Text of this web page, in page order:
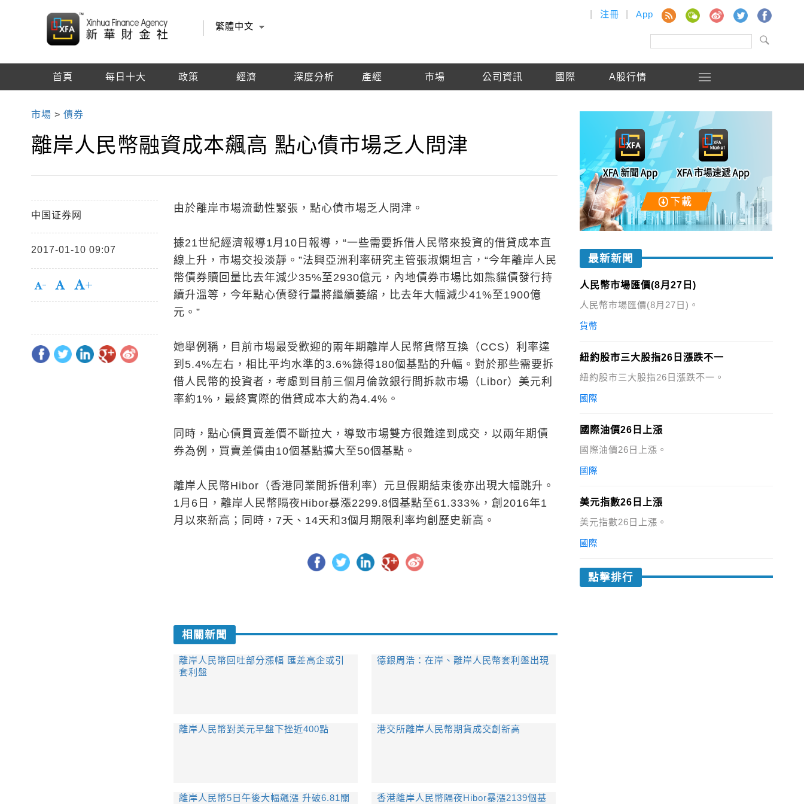
繁體中文
注冊 App
首頁 每日十大 政策 經濟 深度分析 產經 市場 公司資訊 國際 A股行情
市場 >債券
離岸人民幣融資成本飆高 點心債市場乏人問津
中国证券网
2017-01-10 09:07
由於離岸市場流動性緊張，點心債市場乏人問津。
據21世紀經濟報導1月10日報導，“一些需要拆借人民幣來投資的借貸成本直
線上升，市場交投淡靜。”法興亞洲利率研究主管張淑嫻坦言，“今年離岸人民
幣債券贖回量比去年減少35%至2930億元，內地債券市場比如熊貓債發行持
續升溫等，今年點心債發行量將繼續萎縮，比去年大幅減少41%至1900億
元。”
她舉例稱，目前市場最受歡迎的兩年期離岸人民幣貨幣互換（CCS）利率達
到5.4%左右，相比平均水準的3.6%錄得180個基點的升幅。對於那些需要拆
借人民幣的投資者，考慮到目前三個月倫敦銀行間拆款市場（Libor）美元利
率約1%，最終實際的借貸成本大約為4.4%。
同時，點心債買賣差價不斷拉大，導致市場雙方很難達到成交，以兩年期債
券為例，買賣差價由10個基點擴大至50個基點。
離岸人民幣Hibor（香港同業間拆借利率）元旦假期結束後亦出現大幅跳升。
1月6日，離岸人民幣隔夜Hibor暴漲2299.8個基點至61.333%，創2016年1
月以來新高；同時，7天、14天和3個月期限利率均創歷史新高。
相關新聞
離岸人民幣回吐部分漲幅 匯差高企或引
套利盤
德銀周浩：在岸、離岸人民幣套利盤出現
離岸人民幣對美元早盤下挫近400點 港交所離岸人民幣期貨成交創新高
離岸人民幣5日午後大幅飆漲 升破6.81關 香港離岸人民幣隔夜Hibor暴漲2139個基
最新新聞
人民幣市場匯價(8月27日)
人民幣市場匯價(8月27日)。
貨幣
紐約股市三大股指26日漲跌不一
紐約股市三大股指26日漲跌不一。
國際
國際油價26日上漲
國際油價26日上漲。
國際
美元指數26日上漲
美元指數26日上漲。
國際
點擊排行